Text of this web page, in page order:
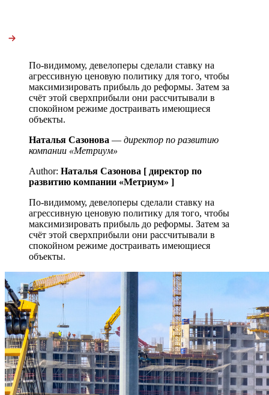
По-видимому, девелоперы сделали ставку на
агрессивную ценовую политику для того, чтобы
максимизировать прибыль до реформы. Затем за
счёт этой сверхприбыли они рассчитывали в
спокойном режиме достраивать имеющиеся
объекты.
Наталья Сазонова — директор по развитию
компании «Метриум»
Author: Наталья Сазонова [ директор по
развитию компании «Метриум» ]
По-видимому, девелоперы сделали ставку на
агрессивную ценовую политику для того, чтобы
максимизировать прибыль до реформы. Затем за
счёт этой сверхприбыли они рассчитывали в
спокойном режиме достраивать имеющиеся
объекты.